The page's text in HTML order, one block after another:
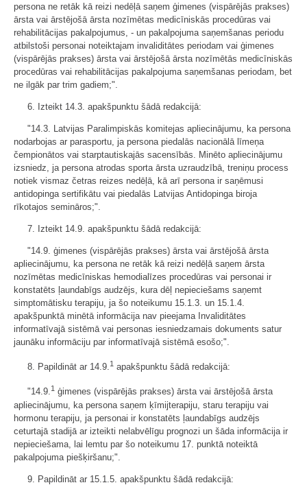
persona ne retāk kā reizi nedēļā saņem ģimenes (vispārējās prakses)
ārsta vai ārstējošā ārsta nozīmētas medicīniskās procedūras vai
rehabilitācijas pakalpojumus, - un pakalpojuma saņemšanas periodu
atbilstoši personai noteiktajam invaliditātes periodam vai ģimenes
(vispārējās prakses) ārsta vai ārstējošā ārsta nozīmētās medicīniskās
procedūras vai rehabilitācijas pakalpojuma saņemšanas periodam, bet
ne ilgāk par trim gadiem;".
6. Izteikt 14.3. apakšpunktu šādā redakcijā:
"14.3. Latvijas Paralimpiskās komitejas apliecinājumu, ka persona
nodarbojas ar parasportu, ja persona piedalās nacionālā līmeņa
čempionātos vai starptautiskajās sacensībās. Minēto apliecinājumu
izsniedz, ja persona atrodas sporta ārsta uzraudzībā, treniņu process
notiek vismaz četras reizes nedēļā, kā arī persona ir saņēmusi
antidopinga sertifikātu vai piedalās Latvijas Antidopinga biroja
rīkotajos semināros;".
7. Izteikt 14.9. apakšpunktu šādā redakcijā:
"14.9. ģimenes (vispārējās prakses) ārsta vai ārstējošā ārsta
apliecinājumu, ka persona ne retāk kā reizi nedēļā saņem ārsta
nozīmētas medicīniskas hemodialīzes procedūras vai personai ir
konstatēts ļaundabīgs audzējs, kura dēļ nepieciešams saņemt
simptomātisku terapiju, ja šo noteikumu 15.1.3. un 15.1.4.
apakšpunktā minētā informācija nav pieejama Invaliditātes
informatīvajā sistēmā vai personas iesniedzamais dokuments satur
jaunāku informāciju par informatīvajā sistēmā esošo;".
8. Papildināt ar 14.9.1 apakšpunktu šādā redakcijā:
"14.9.1 ģimenes (vispārējās prakses) ārsta vai ārstējošā ārsta
apliecinājumu, ka persona saņem ķīmijterapiju, staru terapiju vai
hormonu terapiju, ja personai ir konstatēts ļaundabīgs audzējs
ceturtajā stadijā ar izteikti nelabvēlīgu prognozi un šāda informācija ir
nepieciešama, lai lemtu par šo noteikumu 17. punktā noteiktā
pakalpojuma piešķiršanu;".
9. Papildināt ar 15.1.5. apakšpunktu šādā redakcijā: